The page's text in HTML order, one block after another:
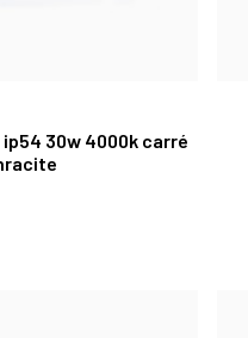
30w 4000k carré